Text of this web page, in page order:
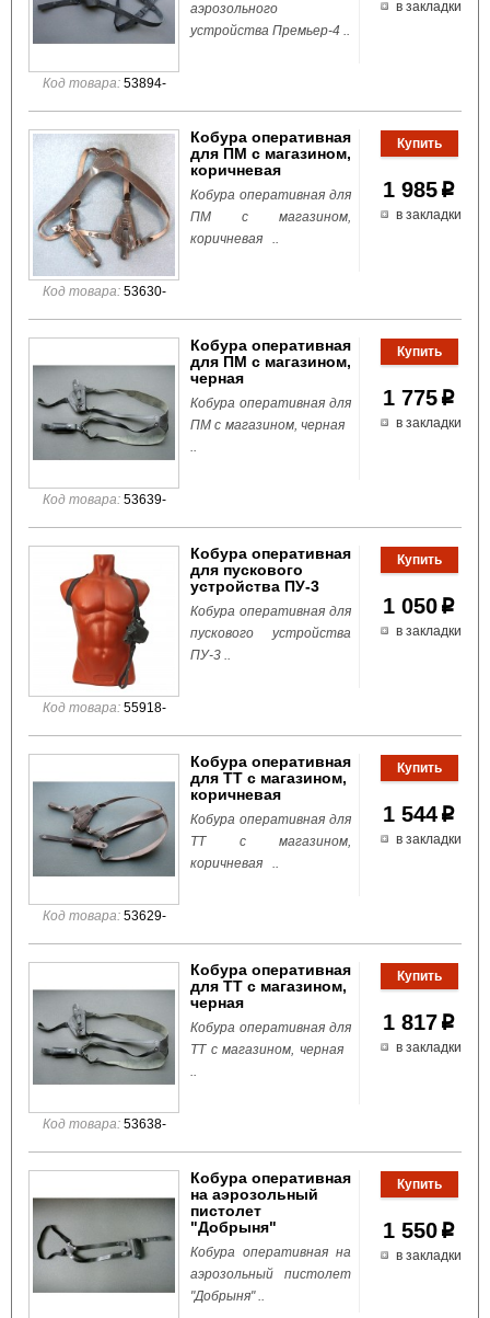
в закладки
Код товара: 53894-
аэрозольного
устройства Премьер-4 ..
1 985 p
в закладки
Код товара: 53630-
Кобура оперативная
для ПМ с магазином,
коричневая
Кобура оперативная для
ПМ с магазином,
коричневая ..
1 775 p
в закладки
Код товара: 53639-
Кобура оперативная
для ПМ с магазином,
черная
Кобура оперативная для
ПМ с магазином, черная
..
1 050 p
в закладки
Код товара: 55918-
Кобура оперативная
для пускового
устройства ПУ-3
Кобура оперативная для
пускового устройства
ПУ-3 ..
1 544 p
в закладки
Код товара: 53629-
Кобура оперативная
для ТТ с магазином,
коричневая
Кобура оперативная для
ТТ с магазином,
коричневая ..
1 817 p
в закладки
Код товара: 53638-
Кобура оперативная
для ТТ с магазином,
черная
Кобура оперативная для
ТТ с магазином, черная
..
1 550 p
в закладки
Кобура оперативная
на аэрозольный
пистолет
"Добрыня"
Кобура оперативная на
аэрозольный пистолет
"Добрыня" ..